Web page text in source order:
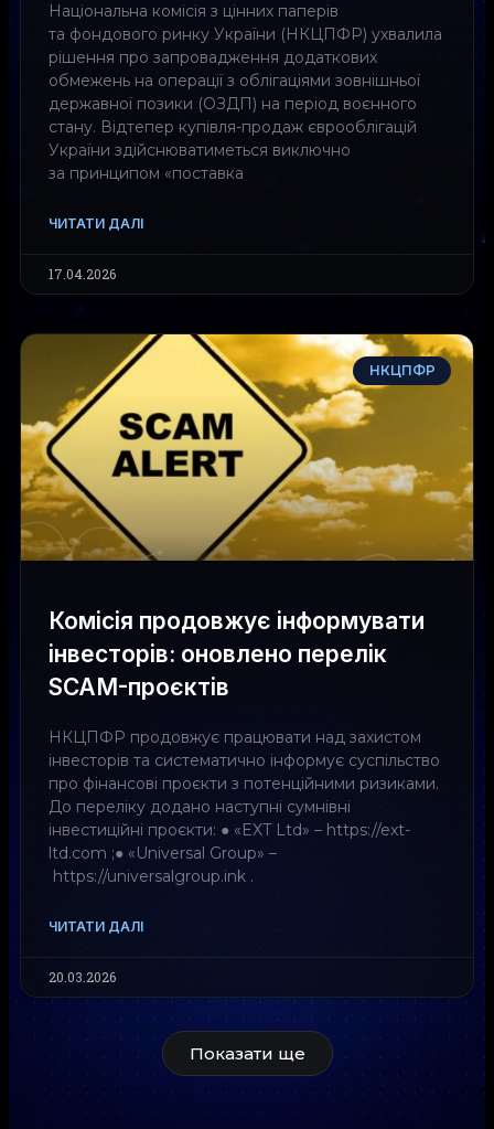
Національна комісія з цінних паперів
та фондового ринку України (НКЦПФР) ухвалила
рішення про запровадження додаткових
обмежень на операції з облігаціями зовнішньої
державної позики (ОЗДП) на період воєнного
стану. Відтепер купівля-продаж єврооблігацій
України здійснюватиметься виключно
за принципом «поставка
ЧИТАТИ ДАЛІ
17.04.2026
НКЦПФР
Комісія продовжує інформувати
інвесторів: оновлено перелік
SCAM-проєктів
НКЦПФР продовжує працювати над захистом
інвесторів та систематично інформує суспільство
про фінансові проєкти з потенційними ризиками.
До переліку додано наступні сумнівні
інвестиційні проєкти: ● «EXT Ltd» – https://ext-
ltd.com ;● «Universal Group» –
https://universalgroup.ink .
ЧИТАТИ ДАЛІ
20.03.2026
Показати ще